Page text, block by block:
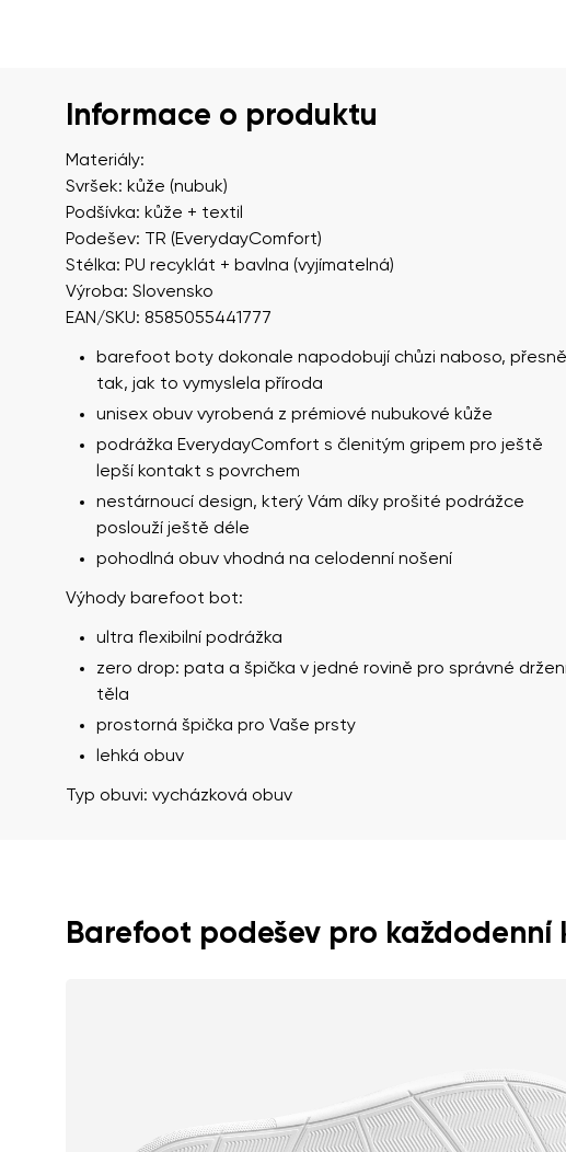
Informace o produktu
Materiály:
Svršek: kůže (nubuk)
Podšívka: kůže + textil
Podešev: TR (EverydayComfort)
Stélka: PU recyklát + bavlna (vyjímatelná)
Výroba: Slovensko
EAN/SKU: 8585055441777
barefoot boty dokonale napodobují chůzi naboso, přesně
tak, jak to vymyslela příroda
unisex obuv vyrobená z prémiové nubukové kůže
podrážka EverydayComfort s členitým gripem pro ještě
lepší kontakt s povrchem
nestárnoucí design, který Vám díky prošité podrážce
poslouží ještě déle
pohodlná obuv vhodná na celodenní nošení
Výhody barefoot bot:
ultra flexibilní podrážka
zero drop: pata a špička v jedné rovině pro správné
těla
prostorná špička pro Vaše prsty
lehká obuv
Typ obuvi: vycházková obuv
Barefoot podešev pro každodenní
Souhlasím se
Hodnocení